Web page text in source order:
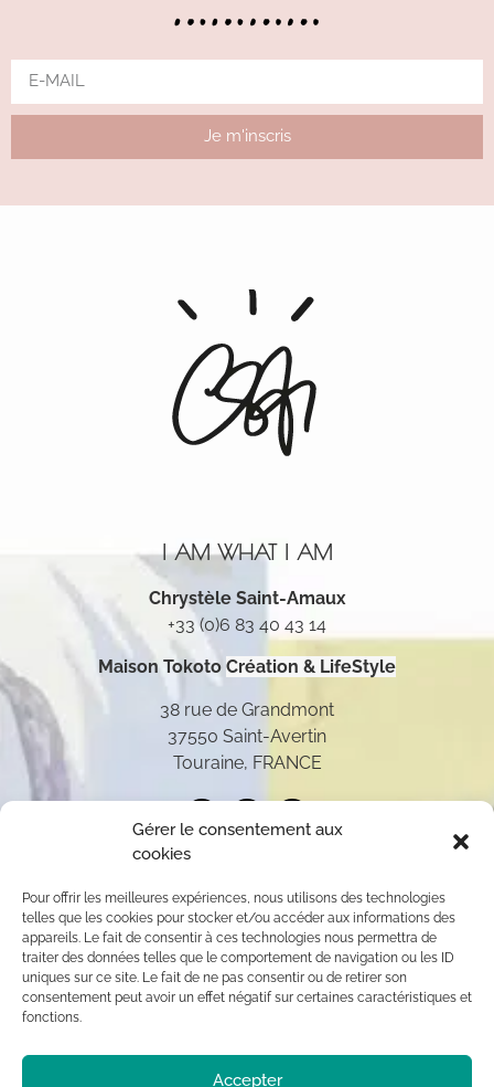
Gérer le consentement aux
cookies
Pour offrir les meilleures expériences, nous utilisons des technologies
telles que les cookies pour stocker et/ou accéder aux informations des
appareils. Le fait de consentir à ces technologies nous permettra de
traiter des données telles que le comportement de navigation ou les ID
uniques sur ce site. Le fait de ne pas consentir ou de retirer son
consentement peut avoir un effet négatif sur certaines caractéristiques et
fonctions.
Accepter
Je m'inscris
I AM WHAT I AM
Chrystèle Saint-Amaux
+33 (0)6 83 40 43 14
Maison Tokoto Création & LifeStyle
38 rue de Grandmont
37550 Saint-Avertin
Touraine, FRANCE
Toutes les oeuvres présentées sur ce site appartiennent
exclusivement à l’auteur (sauf mention contraire) aux